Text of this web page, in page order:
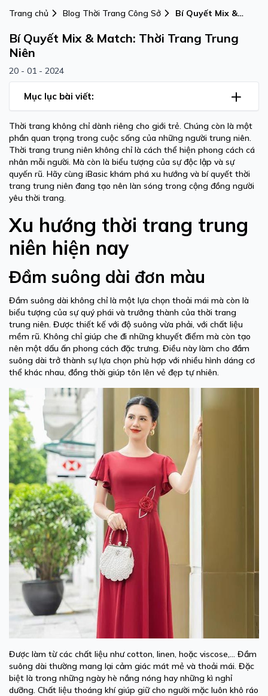
Trang chủ Blog Thời Trang Công Sở
Bí Quyết Mix &
Trung Niên
Bí Quyết Mix & Match: Thời Trang Trung
Niên
20 - 01 - 2024
Mục lục bài viết:
Thời trang không chỉ dành riêng cho giới trẻ. Chúng còn là một
phần quan trọng trong cuộc sống của những người trung niên.
Thời trang trung niên không chỉ là cách thể hiện phong cách cá
nhân mỗi người. Mà còn là biểu tượng của sự độc lập và sự
quyến rũ. Hãy cùng iBasic khám phá xu hướng và bí quyết thời
trang trung niên đang tạo nên làn sóng trong cộng đồng người
yêu thời trang.
Xu hướng thời trang trung
niên hiện nay
Đầm suông dài đơn màu
Đầm suông dài không chỉ là một lựa chọn thoải mái mà còn là
biểu tượng của sự quý phái và trưởng thành của thời trang
trung niên. Được thiết kế với độ suông vừa phải, với chất liệu
mềm rũ. Không chỉ giúp che đi những khuyết điểm mà còn tạo
nên một dấu ấn phong cách đặc trưng. Điều này làm cho đầm
suông dài trở thành sự lựa chọn phù hợp với nhiều hình dáng cơ
thể khác nhau, đồng thời giúp tôn lên vẻ đẹp tự nhiên.
Được làm từ các chất liệu như cotton, linen, hoặc viscose,… Đầm
suông dài thường mang lại cảm giác mát mẻ và thoải mái. Đặc
biệt là trong những ngày hè nắng nóng hay những kì nghỉ
dưỡng. Chất liệu thoáng khí giúp giữ cho người mặc luôn khô ráo